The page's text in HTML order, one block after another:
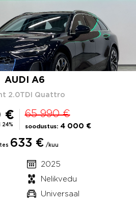
AUDI A6
2.0TDI Quattro
€
24%
65 990 €
soodustus: 4 000 €
633 € /kuu
2025
Nelikvedu
Universaal